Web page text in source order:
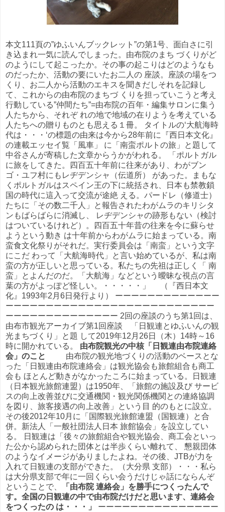
本文111頁の”ゆふいんブックレット”の第1号、面白さに引
き込まれ一気に読んでしまった。由布院のまち づくりがど
のようにして起こったか。その事の起こりはどのようなも
のだったか、活動の要にいたお二人の 座談。座談の場をつ
くり、お二人から活動のエキスを聞きだしそれを記録し
て、これからの由布院のまちづ くりを担っていこうと考え
行動している”仲間たち”=由布院の百年・編集サロンに集う
人たちから、それぞ れの地で地域の在りようを考えている
人たちへの贈りものとも思える１冊。 タイトルの‘大航海時
代は・・・‘の標題の由来は今から28年前に『西日本文化』
の連載エッセイ覧「風車」 に「南蛮ポルトの旅」と題して
中谷さんが寄稿した文章からうかがわれる。 「ポルトガル
に旅をしてきた。四百五十年前に往来があり、わがブン
ゴ・ユフ村にもレヂデンシャ（伝道所） があった。まもな
くポルトガルはスペイン王の下に統括され、日本も禁教鎖
国の時代に這入って交流が途絶 える。パードレ（修道士）
たちに「その数二千人」と報告されたわがムラのキリシタ
ンもばらばらに消滅し、 レヂデンシャの跡形もない（検討
はついているけれど）。四百五十年昔の往来を今に蘇らせ
ようという動き は十年前からわがムラに始まっている。南
蛮食文化祭りがそれだ。実行委員会は「南蛮」という文字
にこだ わって「大航海時代」と言い始めているが、私は南
蛮の方が正しいと思っている。私たちの先祖は正しく「 南
蛮」とよんだのだ。「大航海」などという曖昧な視点の言
葉の方がよっぽど怪しい。・・・・・」 （『西日本文
化』1993年2月6日発行より） ーーーーーーーーーーーーー
ーーーーーーーーーーーーーーーーーーーーーーーーーー
ーーーーーーーーーーーーーー 2回の座談のうち第1回は、
由布市観光アーカイブ第1回座談 「日観連とゆふいんの観
光まちづくり」と題 して2019年12月26日（木）14時～16
時に開かれている。 由布院観光の中核「 日観連由布院連絡
会 」のこと
由布院の観光地づくりの活動のベースとな
った「日観連由布院連絡会」は観光協会も旅館組合も商工
会も ほとんど動きがなかったころに始まっている。日観連
（日本観光旅館連盟）は1950年、「旅館の施設及び サービ
スの向上改善並びに交通機関・観光関係機関との連絡協調
を図り、旅客接遇の向上改善」という目 的のもとに設立。
その後2012年10月に「国際観光旅館連盟（国観連）と合
併。新法人「一般社団法人日本 旅館協会」を設立してい
る。 日観連は「後々の旅館組合や観光協会、商工会といっ
た公から認められた団体とは半歩くらい離れて、 懇親団体
のようなイメージがありましたよね。その後、JTBが力を
入れて日観連の支部ができた。（大分県 支部）・・・私ら
は大分県支部で年に一回くらい会うだけじゃ話にならんぞ
ということで、
「由布院 連絡会」を勝手につくったんで
す。 全国の日観連の中で由布院だけだと思います、連絡会
をつくったの は・・・」
ーーーーーーーーーーーーーーー